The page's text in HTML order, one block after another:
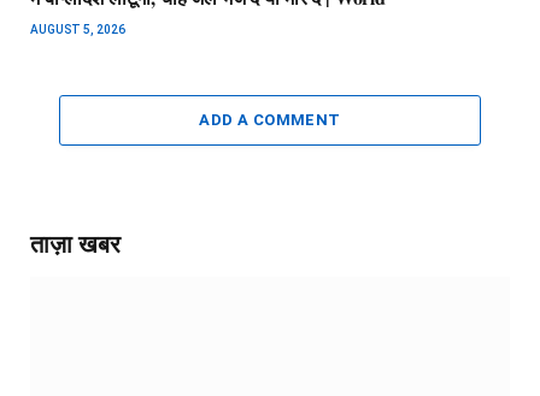
AUGUST 5, 2026
ADD A COMMENT
ताज़ा खबर